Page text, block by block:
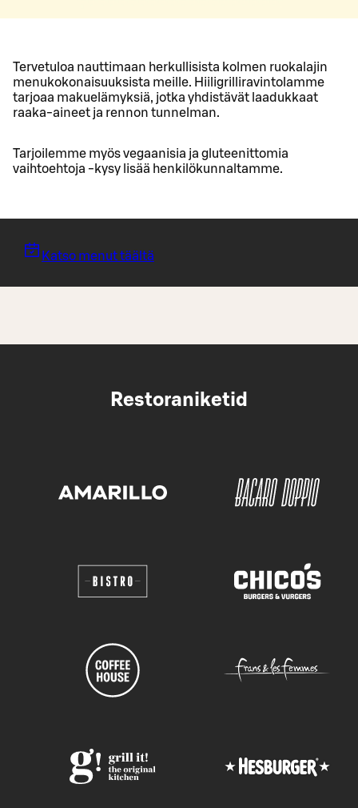
Tervetuloa nauttimaan herkullisista kolmen ruokalajin
menukokonaisuuksista meille. Hiiligrilliravintolamme
tarjoaa makuelämyksiä, jotka yhdistävät laadukkaat
raaka-aineet ja rennon tunnelman.
Tarjoilemme myös vegaanisia ja gluteenittomia
vaihtoehtoja -kysy lisää henkilökunnaltamme.
Katso menut täältä
Restoraniketid